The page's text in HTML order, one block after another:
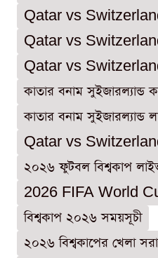
Qatar vs
Qatar vs
Qatar vs
কাতার বনাম
কাতার বনাম সুইজারল্যান্ড
Qatar vs
২০২৬ ফুটবল বিশ্বকাপ
2026 FIFA World
বিশ্বকাপ ২০২৬ সময়সূচী
২০২৬ বিশ্বকাপের খেলা